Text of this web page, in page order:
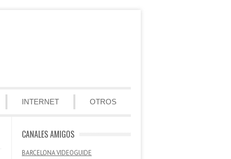
INTERNET OTROS
CANALES AMIGOS
BARCELONA VIDEOGUIDE